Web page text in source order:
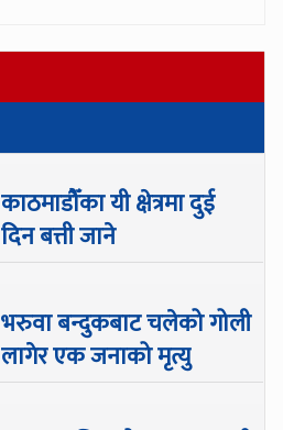
काठमाडौँका यी क्षेत्रमा दुई
दिन बत्ती जाने
भरुवा बन्दुकबाट चलेको गोली
लागेर एक जनाको मृत्यु